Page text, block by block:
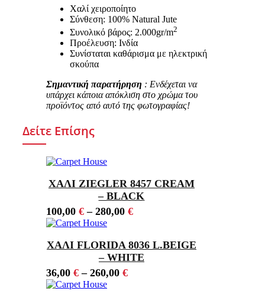
Χαλί χειροποίητο
Σύνθεση: 100% Natural Jute
Συνολικό βάρος: 2.000gr/m2
Προέλευση: Ινδία
Συνίσταται καθάρισμα με ηλεκτρική
σκούπα
Σημαντική παρατήρηση : Ενδέχεται να
υπάρχει κάποια απόκλιση στο χρώμα του
προϊόντος από αυτό της φωτογραφίας!
Δείτε Επίσης
ΧΑΛΙ ZIEGLER 8457 CREAM
– BLACK
100,00 €– 280,00 €
ΧΑΛΙ FLORIDA 8036 L.BEIGE
– WHITE
36,00 €– 260,00 €